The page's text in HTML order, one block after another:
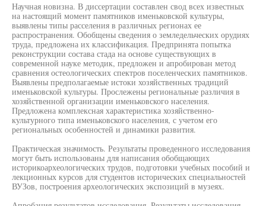
Научная новизна. В диссертации составлен свод всех известных
на настоящий момент памятников именьковской культуры,
выявлены типы расселения в различных регионах ее
распространения. Обобщены сведения о земледельческих орудиях
труда, предложена их классификация. Предпринята попытка
реконструкции состава стада на основе существующих в
современной науке методик, предложен и апробирован метод
сравнения остеологических спектров поселенческих памятников.
Выявлены предполагаемые истоки хозяйственных традиций
именьковской культуры. Прослежены региональные различия в
хозяйственной организации именьковского населения.
Предложена комплексная характеристика хозяйственно-
культурного типа именьковского населения, с учетом его
региональных особенностей и динамики развития.
Практическая значимость. Результаты проведенного исследования
могут быть использованы для написания обобщающих
историкоархеологических трудов, подготовки учебных пособий и
лекционных курсов для студентов исторических специальностей
ВУЗов, построения археологических экспозиций в музеях.